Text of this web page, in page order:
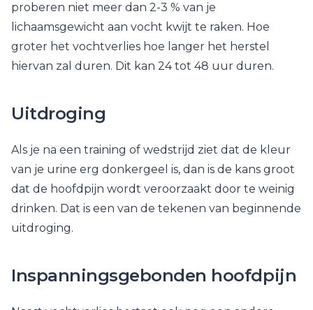
proberen niet meer dan 2-3 % van je
lichaamsgewicht aan vocht kwijt te raken. Hoe
groter het vochtverlies hoe langer het herstel
hiervan zal duren. Dit kan 24 tot 48 uur duren.
Uitdroging
Als je na een training of wedstrijd ziet dat de kleur
van je urine erg donkergeel is, dan is de kans groot
dat de hoofdpijn wordt veroorzaakt door te weinig
drinken. Dat is een van de tekenen van beginnende
uitdroging.
Inspanningsgebonden hoofdpijn